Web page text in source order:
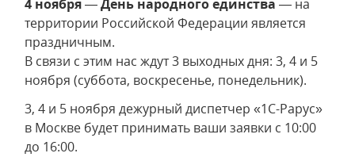
4 ноября—День народного единства — на
территории Российской Федерации является
праздничным.
В связи с этим нас ждут 3 выходных дня: 3, 4 и 5
ноября (суббота, воскресенье, понедельник).
3, 4 и 5 ноября дежурный диспетчер «1С-Рарус»
в Москве будет принимать ваши заявки с 10:00
до 16:00.